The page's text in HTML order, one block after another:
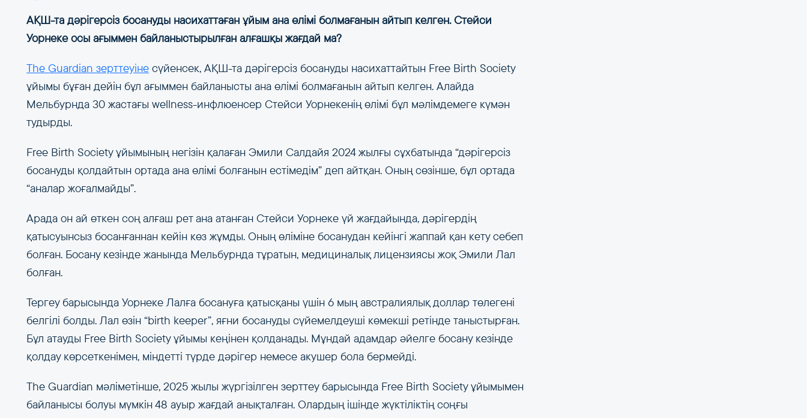
АҚШ-та дәрігерсіз босануды насихаттаған ұйым ана өлімі болмағанын айтып келген. Стейси
Уорнеке осы ағыммен байланыстырылған алғашқы жағдай ма?
The Guardian зерттеуіне сүйенсек, АҚШ-та дәрігерсіз босануды насихаттайтын Free Birth Society
ұйымы бұған дейін бұл ағыммен байланысты ана өлімі болмағанын айтып келген. Алайда
Мельбурнда 30 жастағы wellness-инфлюенсер Стейси Уорнекенің өлімі бұл мәлімдемеге күмән
тудырды.
Free Birth Society ұйымының негізін қалаған Эмили Салдайя 2024 жылғы сұхбатында “дәрігерсіз
босануды қолдайтын ортада ана өлімі болғанын естімедім” деп айтқан. Оның сөзінше, бұл ортада
“аналар жоғалмайды”.
Арада он ай өткен соң алғаш рет ана атанған Стейси Уорнеке үй жағдайында, дәрігердің
қатысуынсыз босанғаннан кейін көз жұмды. Оның өліміне босанудан кейінгі жаппай қан кету себеп
болған. Босану кезінде жанында Мельбурнда тұратын, медициналық лицензиясы жоқ Эмили Лал
болған.
Тергеу барысында Уорнеке Лалға босануға қатысқаны үшін 6 мың австралиялық доллар төлегені
белгілі болды. Лал өзін “birth keeper”, яғни босануды сүйемелдеуші көмекші ретінде таныстырған.
Бұл атауды Free Birth Society ұйымы кеңінен қолданады. Мұндай адамдар әйелге босану кезінде
қолдау көрсеткенімен, міндетті түрде дәрігер немесе акушер бола бермейді.
The Guardian мәліметінше, 2025 жылы жүргізілген зерттеу барысында Free Birth Society ұйымымен
байланысы болуы мүмкін 48 ауыр жағдай анықталған. Олардың ішінде жүктіліктің соңғы